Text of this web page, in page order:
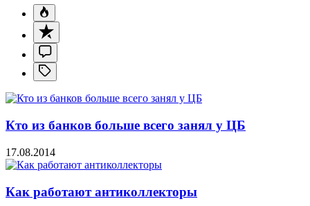
Кто из банков больше всего занял у ЦБ
17.08.2014
Как работают антиколлекторы